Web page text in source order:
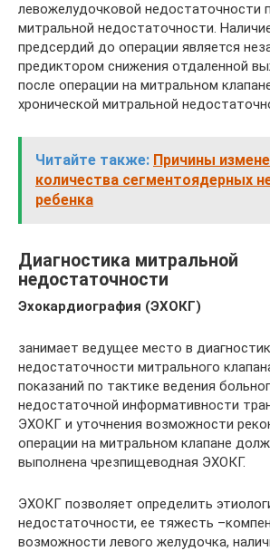
левожелудочковой недостаточности
митральной недостаточности.
предсердий до операции является
предиктором снижения отдаленной
после операции на митральном
хронической митральной
Читайте также: Причины
количества сегментоядерных
ребенка
Диагностика митральной
недостаточности
Эхокардиография (ЭХОКГ)
занимает ведущее место в
недостаточности митрального
показаний по тактике ведения
недостаточной информативности
ЭХОКГ и уточнения возможности
операции на митральном клапане
выполнена чрезпищеводная ЭХОКГ.
ЭХОКГ позволяет определить
недостаточности, ее тяжесть
возможности левого желудочка,